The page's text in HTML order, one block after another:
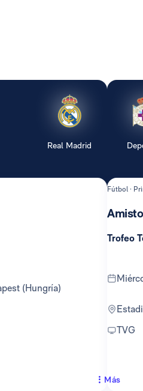
Real Madrid
(Hungría)
Fútbol ·
Trofeo
TVG
Más